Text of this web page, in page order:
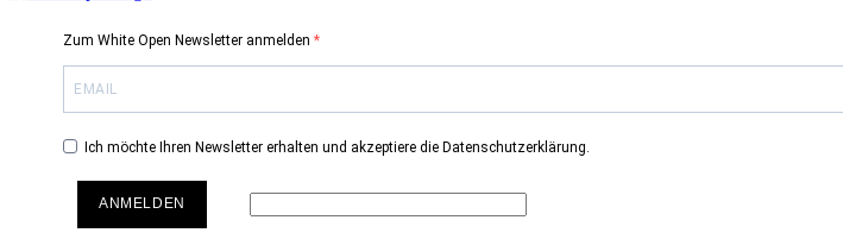
Zum White Open Newsletter anmelden
Ich möchte Ihren Newsletter erhalten und akzeptiere die Datenschutzerklärung.
ANMELDEN